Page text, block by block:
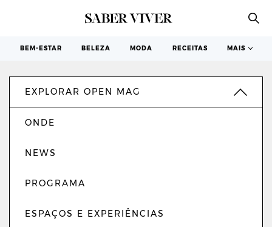
BEM-ESTAR BELEZA MODA RECEITAS MAIS
EXPLORAR OPEN MAG
ONDE
NEWS
PROGRAMA
ESPAÇOS E EXPERIÊNCIAS